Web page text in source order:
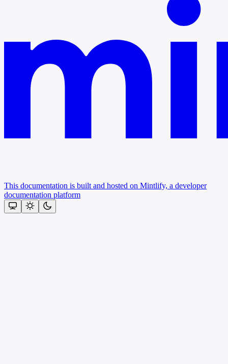
This documentation is built and hosted on Mintlify, a developer
documentation platform